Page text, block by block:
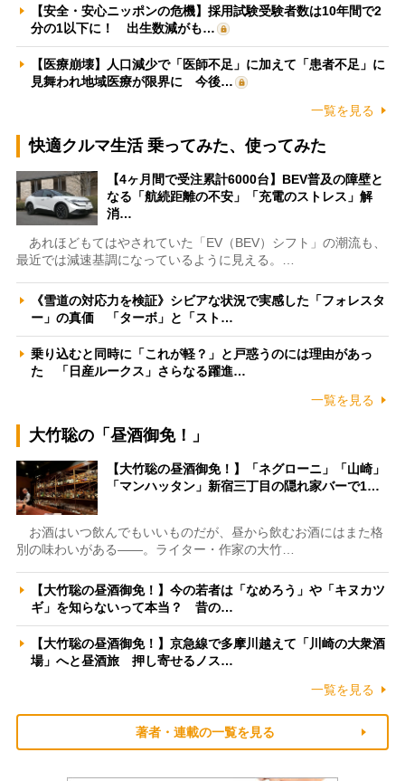
【安全・安心ニッポンの危機】採用試験受験者数は10年間で2
分の1以下に！ 出生数減がも…
【医療崩壊】人口減少で「医師不足」に加えて「患者不足」に
見舞われ地域医療が限界に 今後…
一覧を見る
快適クルマ生活 乗ってみた、使ってみた
【4ヶ月間で受注累計6000台】BEV普及の障壁と
なる「航続距離の不安」「充電のストレス」解
消…
あれほどもてはやされていた「EV（BEV）シフト」の潮流も、
最近では減速基調になっているように見える。…
《雪道の対応力を検証》シビアな状況で実感した「フォレスタ
ー」の真価 「ターボ」と「スト…
乗り込むと同時に「これが軽？」と戸惑うのには理由があっ
た 「日産ルークス」さらなる躍進…
一覧を見る
大竹聡の「昼酒御免！」
【大竹聡の昼酒御免！】「ネグローニ」「山崎」
「マンハッタン」新宿三丁目の隠れ家バーで1…
お酒はいつ飲んでもいいものだが、昼から飲むお酒にはまた格
別の味わいがある――。ライター・作家の大竹…
【大竹聡の昼酒御免！】今の若者は「なめろう」や「キヌカツ
ギ」を知らないって本当？ 昔の…
【大竹聡の昼酒御免！】京急線で多摩川越えて「川崎の大衆酒
場」へと昼酒旅 押し寄せるノス…
一覧を見る
著者・連載の一覧を見る